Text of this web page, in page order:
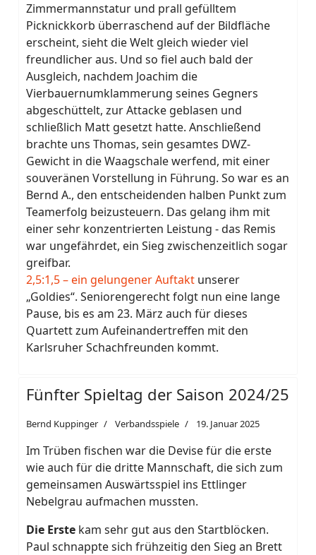
Zimmermannstatur und prall gefülltem
Picknickkorb überraschend auf der Bildfläche
erscheint, sieht die Welt gleich wieder viel
freundlicher aus. Und so fiel auch bald der
Ausgleich, nachdem Joachim die
Vierbauernumklammerung seines Gegners
abgeschüttelt, zur Attacke geblasen und
schließlich Matt gesetzt hatte. Anschließend
brachte uns Thomas, sein gesamtes DWZ-
Gewicht in die Waagschale werfend, mit einer
souveränen Vorstellung in Führung. So war es an
Bernd A., den entscheidenden halben Punkt zum
Teamerfolg beizusteuern. Das gelang ihm mit
einer sehr konzentrierten Leistung - das Remis
war ungefährdet, ein Sieg zwischenzeitlich sogar
greifbar.
2,5:1,5 – ein gelungener Auftakt unserer
„Goldies“. Seniorengerecht folgt nun eine lange
Pause, bis es am 23. März auch für dieses
Quartett zum Aufeinandertreffen mit den
Karlsruher Schachfreunden kommt.
Fünfter Spieltag der Saison 2024/25
Bernd Kuppinger Verbandsspiele 19. Januar 2025
Im Trüben fischen war die Devise für die erste
wie auch für die dritte Mannschaft, die sich zum
gemeinsamen Auswärtsspiel ins Ettlinger
Nebelgrau aufmachen mussten.
Die Erste kam sehr gut aus den Startblöcken.
Paul schnappte sich frühzeitig den Sieg an Brett